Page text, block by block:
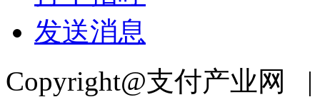
发送消息
Copyright@支付产业